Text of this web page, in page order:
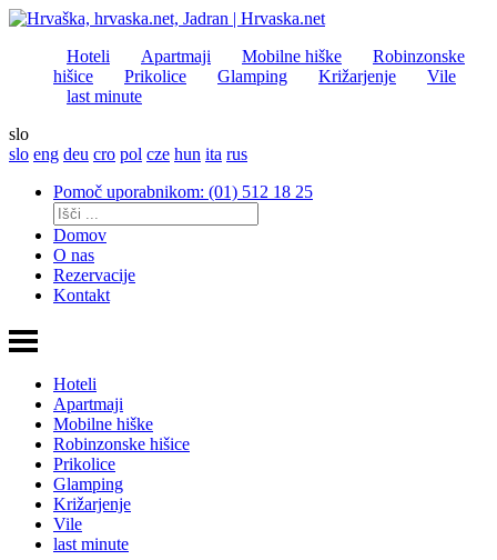
Hoteli Apartmaji Mobilne hiške
Robinzonske
hišice
Prikolice Glamping Križarjenje
Vile
last minute
slo
slo eng deu cro pol cze hun ita rus
Pomoč uporabnikom: (01) 512 18 25
Domov
O nas
Rezervacije
Kontakt
Hoteli
Apartmaji
Mobilne hiške
Robinzonske hišice
Prikolice
Glamping
Križarjenje
Vile
last minute